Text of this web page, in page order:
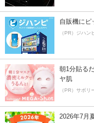
自販機にピ
（PR）ジハン
朝1分貼る
ヤ肌
（PR）サボリ
2026年7月